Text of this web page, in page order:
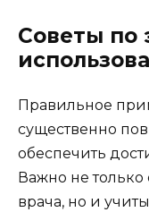
Советы по
Правильное
существенно
обеспечить
Важно не
врача, но и